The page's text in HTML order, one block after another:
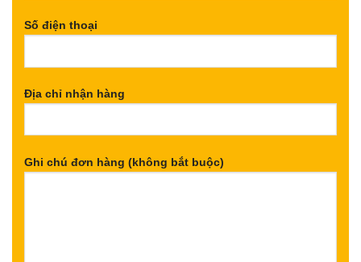
Số điện thoại
Địa chỉ nhận hàng
Ghi chú đơn hàng (không bắt buộc)